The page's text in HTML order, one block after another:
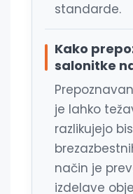
standarde.
Kako
salonitke
je lahko
razlikujejo
način je
izdelave